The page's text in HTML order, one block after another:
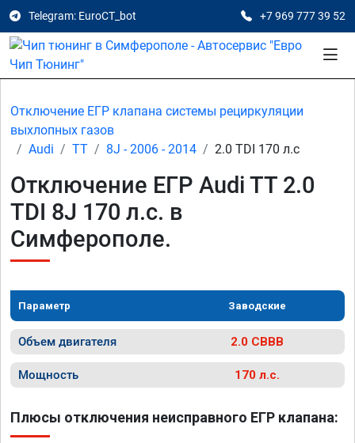
Telegram: EuroCT_bot +7 969 777 39 52
Отключение ЕГР клапана системы рециркуляции
выхлопных газов
Audi
TT 8J - 2006 - 2014 2.0 TDI 170 л.с
Отключение ЕГР Audi TT 2.0
TDI 8J 170 л.с. в
Симферополе.
Параметр Заводские
Объем двигателя 2.0 CBBB
Мощность 170 л.с.
Плюсы отключения неисправного ЕГР клапана: